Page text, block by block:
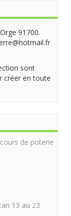
91700.
sont
créer en toute
de poterie
13 au 23